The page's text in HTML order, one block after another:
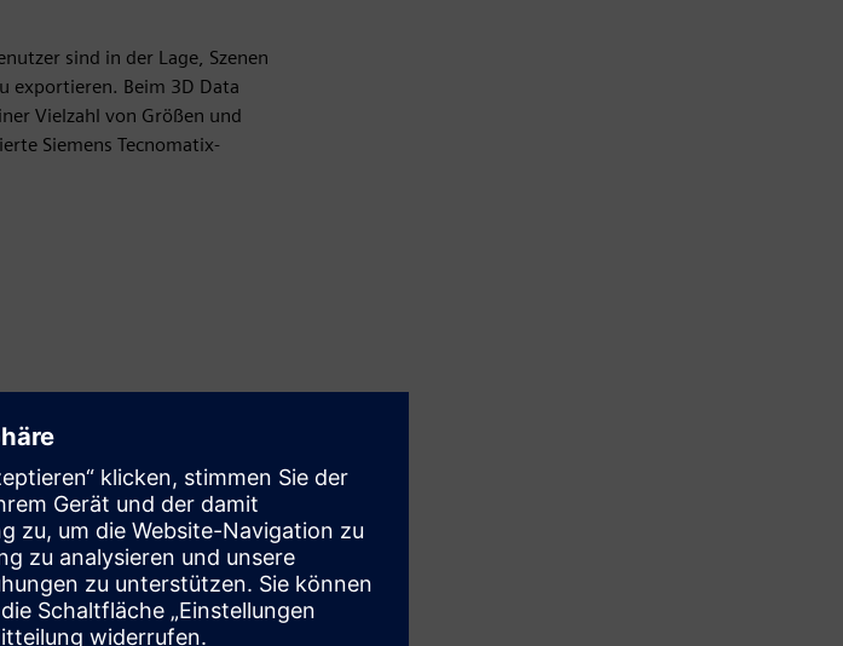
sind in der Lage, Szenen
exportieren. Beim 3D Data
Vielzahl von Größen und
Siemens Tecnomatix-